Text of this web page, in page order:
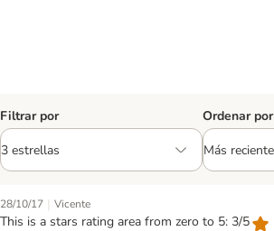
Filtrar por Ordenar por
28/10/17 | Vicente
This is a stars rating area from zero to 5: 3/5